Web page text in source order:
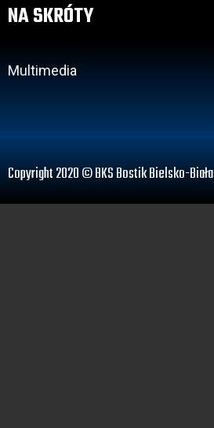
NA SKRÓTY
Multimedia
Copyright 2020 © BKS Bostik Bielsko-Biała